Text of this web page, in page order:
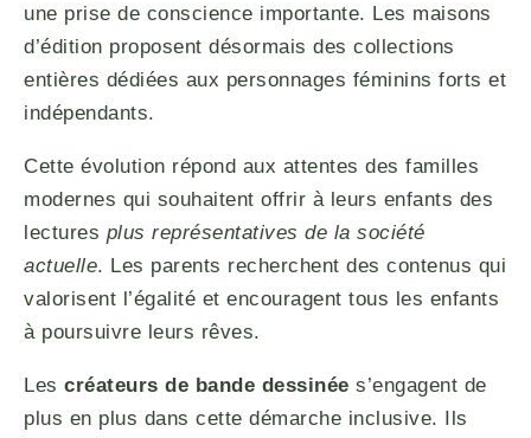
une prise de conscience importante. Les maisons
d’édition proposent désormais des collections
entières dédiées aux personnages féminins forts et
indépendants.
Cette évolution répond aux attentes des familles
modernes qui souhaitent offrir à leurs enfants des
lectures plus représentatives de la société
actuelle. Les parents recherchent des contenus qui
valorisent l’égalité et encouragent tous les enfants
à poursuivre leurs rêves.
Les créateurs de bande dessinée s’engagent de
plus en plus dans cette démarche inclusive. Ils